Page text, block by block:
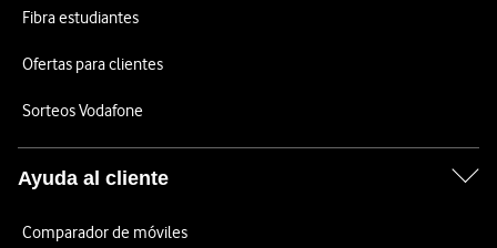
Fibra estudiantes
Ofertas para clientes
Sorteos Vodafone
Ayuda al cliente
Comparador de móviles